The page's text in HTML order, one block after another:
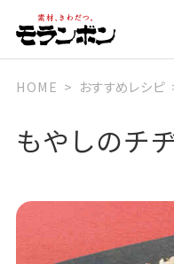
HOME おすすめレシピ
もやしのチ